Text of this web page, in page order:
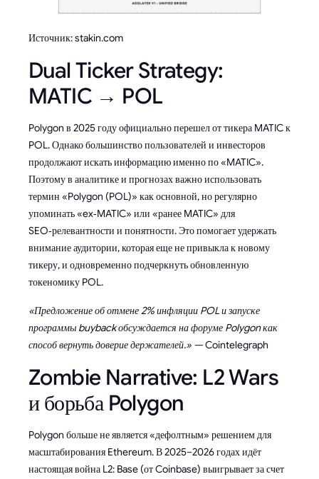
Источник: stakin.com
Dual Ticker Strategy:
MATIC → POL
Polygon в 2025 году официально перешел от тикера MATIC к
POL. Однако большинство пользователей и инвесторов
продолжают искать информацию именно по «MATIC».
Поэтому в аналитике и прогнозах важно использовать
термин «Polygon (POL)» как основной, но регулярно
упоминать «ex‑MATIC» или «ранее MATIC» для
SEO‑релевантности и понятности. Это помогает удержать
внимание аудитории, которая еще не привыкла к новому
тикеру, и одновременно подчеркнуть обновленную
токеномику POL.
«Предложение об отмене 2% инфляции POL и запуске
программы buyback обсуждается на форуме Polygon как
способ вернуть доверие держателей.» —Cointelegraph
Zombie Narrative: L2 Wars
и борьба Polygon
Polygon больше не является «дефолтным» решением для
масштабирования Ethereum. В 2025–2026 годах идёт
настоящая война L2: Base (от Coinbase) выигрывает за счет